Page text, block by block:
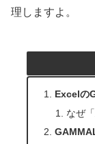
理しますよ。
Excelの
なぜ